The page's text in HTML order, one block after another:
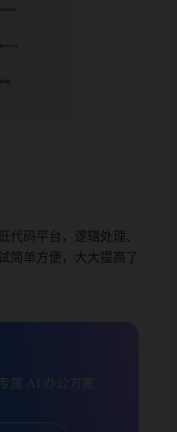
代码平台，逻辑处理、
简单方便，大大提高了
属 AI 办公方案